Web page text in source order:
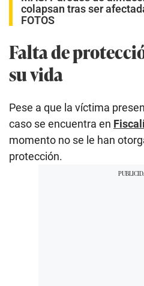
colapsan tras ser
FOTOS
Falta de
su vida
Pese a que la víctima
caso se encuentra en
momento no se le han
protección.